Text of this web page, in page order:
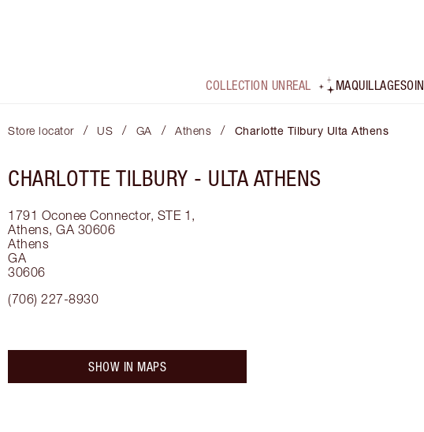
COLLECTION UNREAL MAQUILLAGESOIN
Store locator / US / GA / Athens / Charlotte Tilbury Ulta Athens
CHARLOTTE TILBURY - ULTA ATHENS
1791 Oconee Connector, STE 1,
Athens, GA 30606
Athens
GA
30606
(706) 227-8930
SHOW IN MAPS